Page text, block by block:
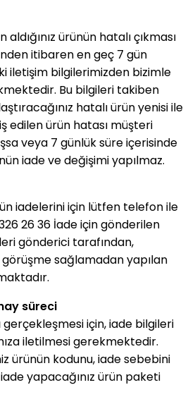
ürünün hatalı çıkması
itibaren en geç 7 gün
iletişim bilgilerimizden bizimle
Bu bilgileri takiben
hatalı ürün yenisi ile
edilen ürün hatası müşteri
veya 7 günlük süre içerisinde
iade ve değişimi yapılmaz.
iadelerini için lütfen telefon ile
26 36 İade için gönderilen
gönderici tarafından,
sağlamadan yapılan
süreci
gerçekleşmesi için, iade bilgileri
iletilmesi gerekmektedir.
ürünün kodunu, iade sebebini
yapacağınız ürün paketi